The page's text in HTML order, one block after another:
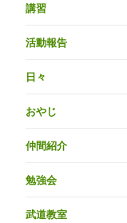
講習
活動報告
日々
おやじ
仲間紹介
勉強会
武道教室